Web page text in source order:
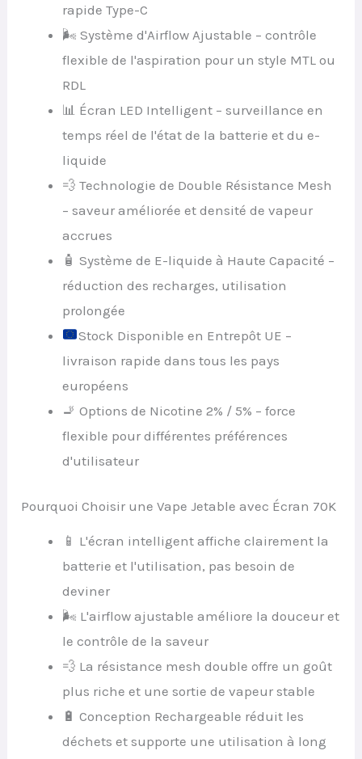
rapide Type-C
🌬 Système d'Airflow Ajustable – contrôle
flexible de l'aspiration pour un style MTL ou
RDL
📊 Écran LED Intelligent – surveillance en
temps réel de l'état de la batterie et du e-
liquide
💨 Technologie de Double Résistance Mesh
– saveur améliorée et densité de vapeur
accrues
🧴 Système de E-liquide à Haute Capacité –
réduction des recharges, utilisation
prolongée
Stock Disponible en Entrepôt UE –
livraison rapide dans tous les pays
européens
🚬 Options de Nicotine 2% / 5% – force
flexible pour différentes préférences
d'utilisateur
Pourquoi Choisir une Vape Jetable avec Écran 70K
📱 L'écran intelligent affiche clairement la
batterie et l'utilisation, pas besoin de
deviner
🌬 L'airflow ajustable améliore la douceur et
le contrôle de la saveur
💨 La résistance mesh double offre un goût
plus riche et une sortie de vapeur stable
🔋 Conception Rechargeable réduit les
déchets et supporte une utilisation à long